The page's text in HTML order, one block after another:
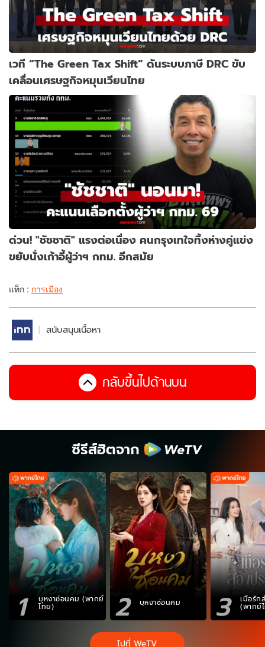
เวที “The Green Tax Shift” ดันระบบภาษี DRC ขับ
เคลื่อนเศรษฐกิจหมุนเวียนไทย
ด่วน! "ชัชชาติ" แรงต่อเนื่อง คนกรุงเทใจทิ้งห่างคู่แข่ง
ขยับนั่งเก้าอี้ผู้ว่าฯ กทม. อีกสมัย
แท็ก : การเมือง
สนับสนุนเนื้อหา
กลับขึ้นไปด้านบน
ซีรีส์ฮิตจาก
1 บุหงาซ่อนคม (พากย์
ไทย) 2 บุหงาซ่อนคม 3 เมื่อรัก
(พากย์
ไปที่ WeTV